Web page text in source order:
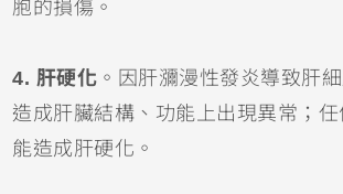
胞的損傷。
4. 肝硬化 。因肝瀰漫性發炎導致肝
造成肝臟結構、功能上出現異常；
能造成肝硬化。